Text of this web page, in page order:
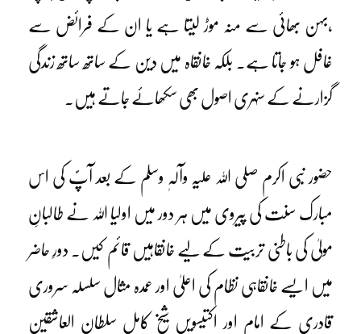
،بہن بھائی سے منہ موڑ لیتا ہے یا ان کے فرائض سے
غافل ہو جاتا ہے۔ بلکہ خانقاہ میں دین کے ساتھ ساتھ زندگی
گزارنے کے سنہری اصول بھی سکھائے جاتے ہیں۔
حضور نبی اکرم صلی اللہ علیہ وآلہٖ وسلم کے بعد آپؐ کی اس
مبارک سنت کی پیروی میں ہر دور میں اولیا اللہ نے طالبانِ
مولیٰ کی باطنی تربیت کے لیے خانقاہیں قائم کیں۔ دورِ حاضر
میں ایسے خانقاہی نظام کی اعلیٰ اور عمدہ مثال سلسلہ سروری
قادری کے امام اور اکتیسویں شیخِ کامل سلطان العاشقین